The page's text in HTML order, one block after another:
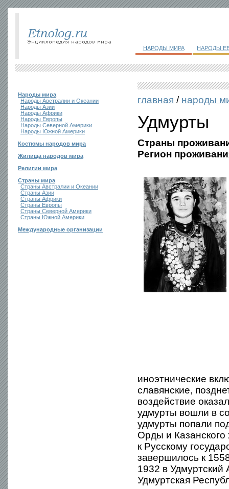
НАРОДЫ МИРА НАРОДЫ
Народы мира
Народы Австралии и Океании
Народы Азии
Народы Африки
Народы Европы
Народы Северной Америки
Народы Южной Америки
Костюмы народов мира
Жилища народов мира
Религии мира
Страны мира
Страны Австралии и Океании
Страны Азии
Страны Африки
Страны Европы
Страны Северной Америки
Страны Южной Америки
Международные организации
главная / народы
Удмурты
Страны
Регион
иноэтнические
славянские,
воздействие
удмурты вошли в
удмурты попали
Орды и
к Русскому
завершилось к
1932 в
Удмуртская